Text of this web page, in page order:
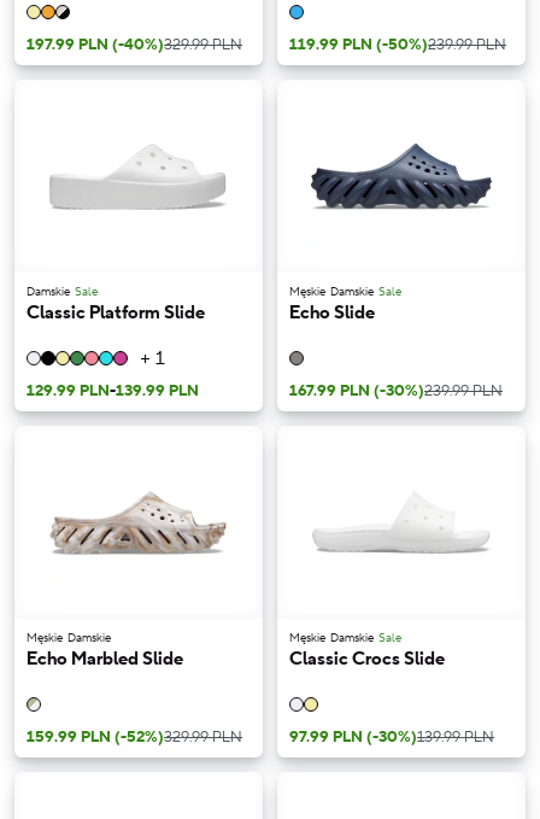
197.99 PLN (-40%)329.99 PLN 119.99 PLN (-50%)239.99 PLN
Damskie Sale
Classic Platform Slide
+ 1
129.99 PLN-139.99 PLN
Męskie Damskie Sale
Echo Slide
167.99 PLN (-30%)239.99 PLN
Męskie Damskie
Echo Marbled Slide
159.99 PLN (-52%)329.99 PLN
Męskie Damskie Sale
Classic Crocs Slide
97.99 PLN (-30%)139.99 PLN